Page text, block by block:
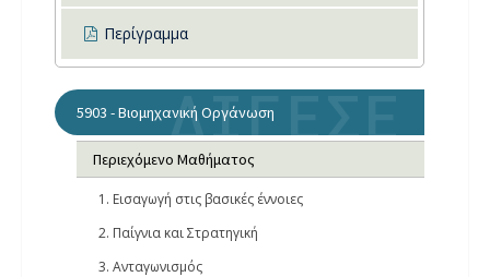
5903 - Βιομηχανική Οργάνωση
Περιεχόμενο Μαθήματος
1. Εισαγωγή στις βασικές έννοιες
2. Παίγνια και Στρατηγική
3. Ανταγωνισμός
Περίγραμμα